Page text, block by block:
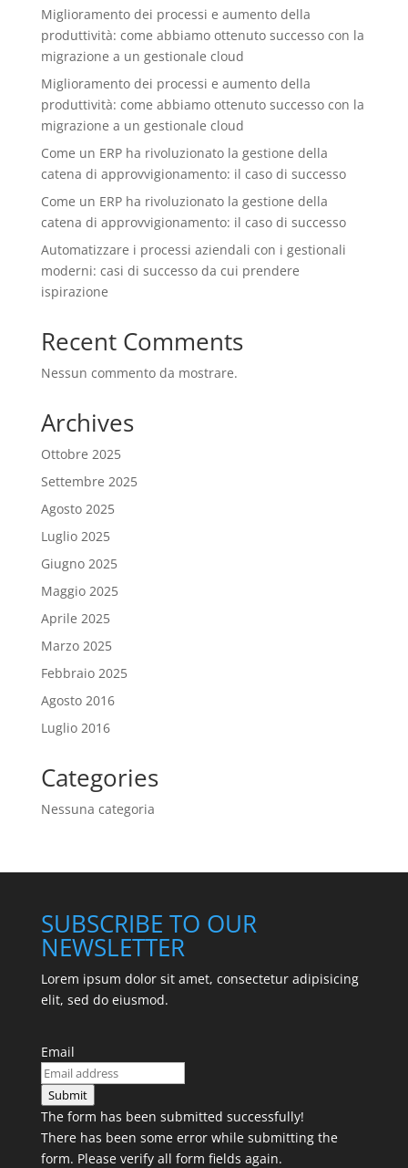
Miglioramento dei processi e aumento della
produttività: come abbiamo ottenuto successo con la
migrazione a un gestionale cloud
Miglioramento dei processi e aumento della
produttività: come abbiamo ottenuto successo con la
migrazione a un gestionale cloud
Come un ERP ha rivoluzionato la gestione della
catena di approvvigionamento: il caso di successo
Come un ERP ha rivoluzionato la gestione della
catena di approvvigionamento: il caso di successo
Automatizzare i processi aziendali con i gestionali
moderni: casi di successo da cui prendere
ispirazione
Recent Comments
Nessun commento da mostrare.
Archives
Ottobre 2025
Settembre 2025
Agosto 2025
Luglio 2025
Giugno 2025
Maggio 2025
Aprile 2025
Marzo 2025
Febbraio 2025
Agosto 2016
Luglio 2016
Categories
Nessuna categoria
SUBSCRIBE TO OUR
NEWSLETTER
Lorem ipsum dolor sit amet, consectetur adipisicing
elit, sed do eiusmod.
Email
Submit
The form has been submitted successfully!
There has been some error while submitting the
form. Please verify all form fields again.